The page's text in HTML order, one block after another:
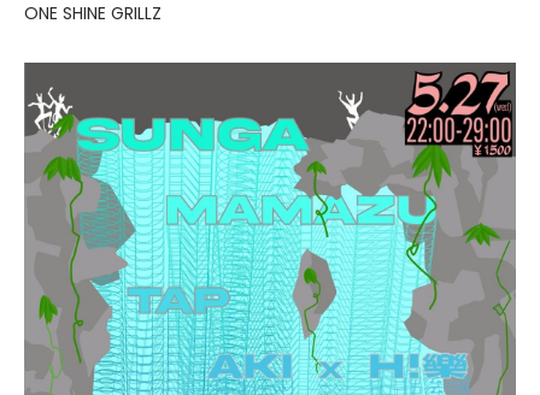
ONE SHINE GRILLZ